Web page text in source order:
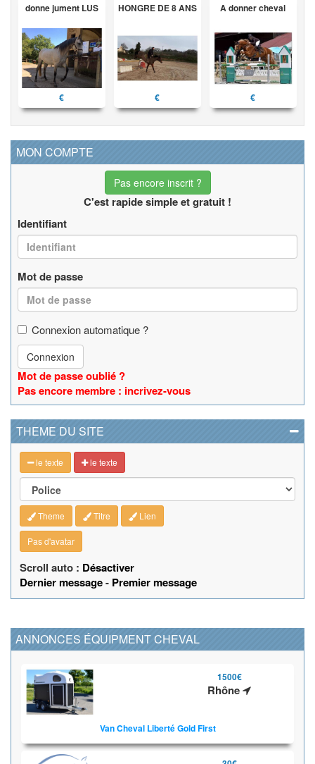
donne jument LUS
€
HONGRE DE 8 ANS
€
A donner cheval
€
MON COMPTE
Pas encore inscrit ?
C'est rapide simple et gratuit !
Identifiant
Mot de passe
Connexion automatique ?
Connexion
Mot de passe oublié ?
Pas encore membre : incrivez-vous
THEME DU SITE
le texte le texte
Theme Titre Lien
Pas d'avatar
Scroll auto : Désactiver
Dernier message- Premier message
ANNONCES ÉQUIPMENT CHEVAL
1500€
Rhône
Van Cheval Liberté Gold First